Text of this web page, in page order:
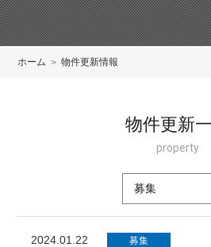
ホーム 物件更新情報
物件更新
property
募集
2024.01.22 募集